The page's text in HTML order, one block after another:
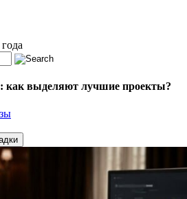
как выделяют лучшие проекты?